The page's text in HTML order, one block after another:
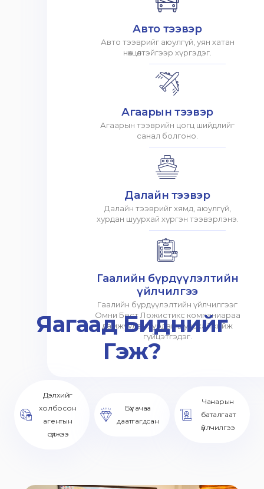
Авто тээвэр
Авто тээврийг аюулгүй, уян хатан
нөхцөлтэйгээр хүргэдэг.
Агаарын тээвэр
Агаарын тээврийн цогц шийдлийг
санал болгоно.
Далайн тээвэр
Далайн тээврийг хямд, аюулгүй,
хурдан шуурхай хүргэн тээвэрлэнэ.
Гаалийн бүрдүүлэлтийн
үйлчилгээ
Гаалийн бүрдүүлэлтийн үйлчилгээг
Омни Бест Ложистикс компаниараа
дамжуулан хурдан шуурхай хийж
гүйцэтгэдэг.
Яагаад Биднийг
Гэж?
Дэлхийг
холбосон
агентын
сүлжээ
Бүх ачаа
даатгагдсан
Чанарын
баталгаат
үйлчилгээ